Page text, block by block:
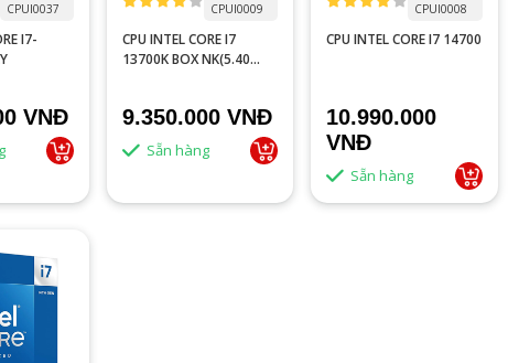
CPUI0037
I7-
VNĐ
CPUI0009
CPU INTEL CORE I7
13700K BOX NK(5.40
9.350.000 VNĐ
Sẵn hàng
CPUI0008
CPU INTEL CORE I7 14700
10.990.000
VNĐ
Sẵn hàng